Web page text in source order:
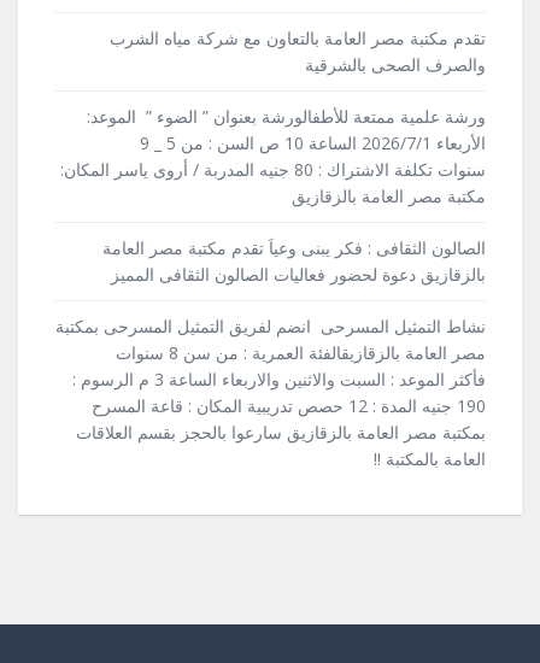
تقدم مكتبة مصر العامة بالتعاون مع شركة مياه الشرب
والصرف الصحى بالشرقية
ورشة علمية ممتعة للأطفالورشة بعنوان ” الضوء ” الموعد:
الأربعاء 2026/7/1 الساعة 10 ص السن : من 5 _ 9
سنوات تكلفة الاشتراك : 80 جنيه المدربة / أروى ياسر المكان:
مكتبة مصر العامة بالزقازيق
الصالون الثقافى : فكر يبنى وعياَ تقدم مكتبة مصر العامة
بالزقازيق دعوة لحضور فعاليات الصالون الثقافى المميز
نشاط التمثيل المسرحى انضم لفريق التمثيل المسرحى بمكتبة
مصر العامة بالزقازيقالفئة العمرية : من سن 8 سنوات
فأكثر الموعد : السبت والاثنين والاربعاء الساعة 3 م الرسوم :
190 جنيه المدة : 12 حصص تدريبية المكان : قاعة المسرح
بمكتبة مصر العامة بالزقازيق سارعوا بالحجز بقسم العلاقات
العامة بالمكتبة !!